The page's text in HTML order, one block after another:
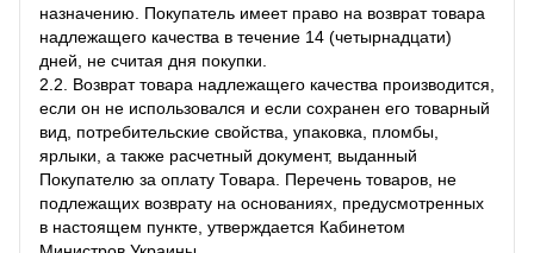
назначению. Покупатель имеет право на возврат товара
надлежащего качества в течение 14 (четырнадцати)
дней, не считая дня покупки.
2.2. Возврат товара надлежащего качества производится,
если он не использовался и если сохранен его товарный
вид, потребительские свойства, упаковка, пломбы,
ярлыки, а также расчетный документ, выданный
Покупателю за оплату Товара. Перечень товаров, не
подлежащих возврату на основаниях, предусмотренных
в настоящем пункте, утверждается Кабинетом